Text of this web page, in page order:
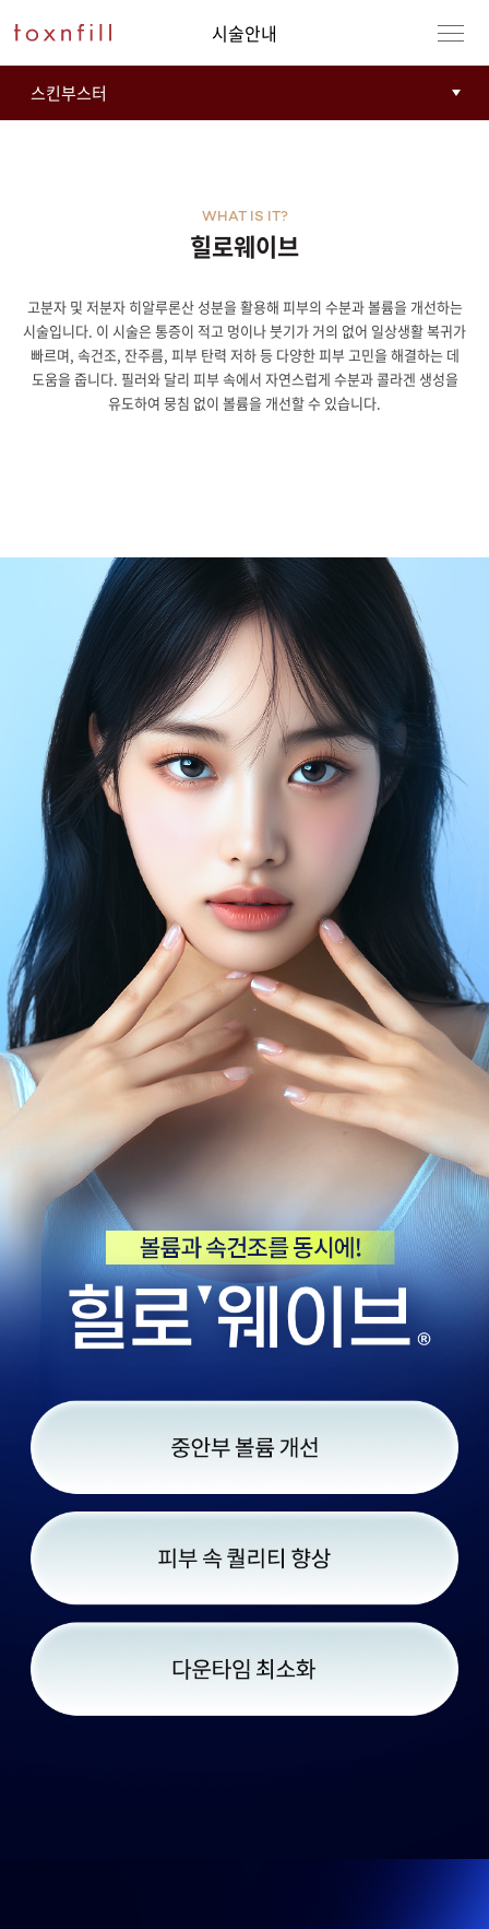
시술안내
힐로웨이브
WHAT IS IT?
고분자 및 저분자 히알루론산 성분을 활용해 피부의 수분과 볼륨을 개선하는
시술입니다. 이 시술은 통증이 적고 멍이나 붓기가 거의 없어 일상생활 복귀가
빠르며, 속건조, 잔주름, 피부 탄력 저하 등 다양한 피부 고민을 해결하는 데
도움을 줍니다. 필러와 달리 피부 속에서 자연스럽게 수분과 콜라겐 생성을
유도하여 뭉침 없이 볼륨을 개선할 수 있습니다.